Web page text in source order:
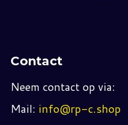
Contact
Neem contact op via:
Mail: info@rp-c.shop